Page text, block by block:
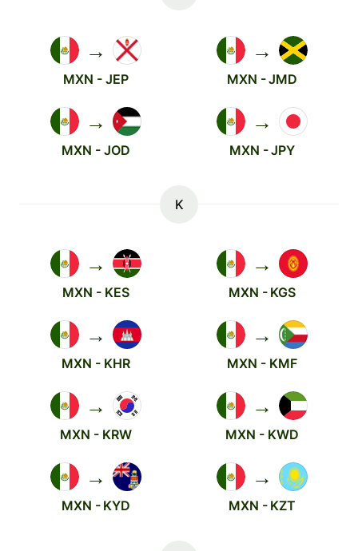
→
MXN - JEP
→
MXN - JMD
→
MXN - JOD
→
MXN - JPY
K
→
MXN - KES
→
MXN - KGS
→
MXN - KHR
→
MXN - KMF
→
MXN - KRW
→
MXN - KWD
→
MXN - KYD
→
MXN - KZT